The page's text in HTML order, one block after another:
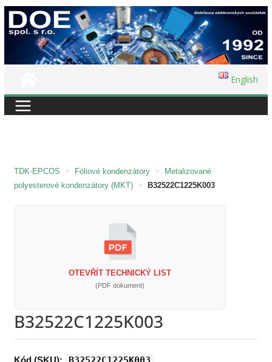
Přeskočit
na
English
TDK-EPCOS > Fóliové kondenzátory >
Metalizované
polyesterové kondenzátory (MKT) > B32522C1225K003
OTEVŘÍT TECHNICKÝ LIST
(PDF dokument)
B32522C1225K003
Kód (SKU):